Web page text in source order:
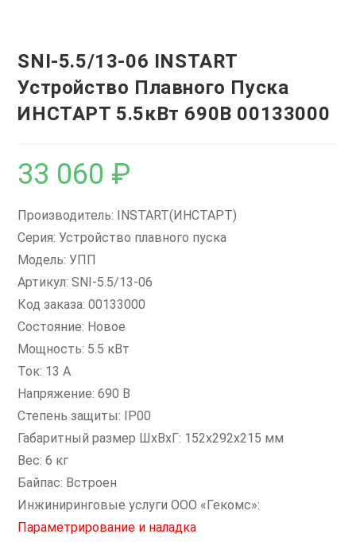
SNI-5.5/13-06 INSTART
Устройство Плавного Пуска
ИНСТАРТ 5.5кВт 690В 00133000
33 060 ₽
Производитель: INSTART(ИНСТАРТ)
Серия: Устройство плавного пуска
Модель: УПП
Артикул: SNI-5.5/13-06
Код заказа: 00133000
Состояние: Новое
Мощность: 5.5 кВт
Ток: 13 А
Напряжение: 690 В
Степень защиты: IP00
Габаритный размер ШxВxГ: 152x292x215 мм
Вес: 6 кг
Байпас: Встроен
Инжиниринговые услуги ООО «Гекомс»:
Параметрирование и наладка